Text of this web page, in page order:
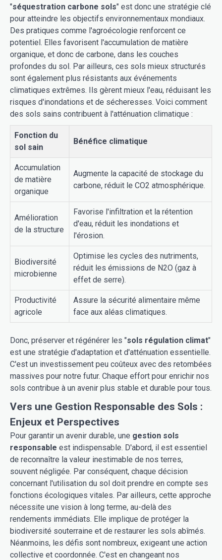
"séquestration carbone sols" est donc une stratégie clé
pour atteindre les objectifs environnementaux mondiaux.
Des pratiques comme l'agroécologie renforcent ce
potentiel. Elles favorisent l'accumulation de matière
organique, et donc de carbone, dans les couches
profondes du sol. Par ailleurs, ces sols mieux structurés
sont également plus résistants aux événements
climatiques extrêmes. Ils gèrent mieux l'eau, réduisant les
risques d'inondations et de sécheresses. Voici comment
des sols sains contribuent à l'atténuation climatique :
Fonction du
sol sain
Bénéfice climatique
Accumulation
de matière
organique
Augmente la capacité de stockage du
carbone, réduit le CO2 atmosphérique.
Amélioration
de la structure
Favorise l'infiltration et la rétention
d'eau, réduit les inondations et
l'érosion.
Biodiversité
microbienne
Optimise les cycles des nutriments,
réduit les émissions de N2O (gaz à
effet de serre).
Productivité
agricole
Assure la sécurité alimentaire même
face aux aléas climatiques.
Donc, préserver et régénérer les "sols régulation climat"
est une stratégie d'adaptation et d'atténuation essentielle.
C'est un investissement peu coûteux avec des retombées
massives pour notre futur. Chaque effort pour enrichir nos
sols contribue à un avenir plus stable et durable pour tous.
Vers une Gestion Responsable des Sols :
Enjeux et Perspectives
Pour garantir un avenir durable, une gestion sols
responsable est indispensable. D'abord, il est essentiel
de reconnaître la valeur inestimable de nos terres,
souvent négligée. Par conséquent, chaque décision
concernant l'utilisation du sol doit prendre en compte ses
fonctions écologiques vitales. Par ailleurs, cette approche
nécessite une vision à long terme, au-delà des
rendements immédiats. Elle implique de protéger la
biodiversité souterraine et de restaurer les sols abîmés.
Néanmoins, les défis sont nombreux, exigeant une action
collective et coordonnée. C'est en changeant nos